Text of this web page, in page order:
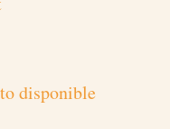
disponible